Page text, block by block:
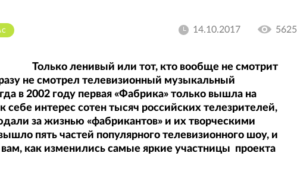
14.10.2017 5625
Только ленивый или тот, кто вообще не смотрит
не смотрел телевизионный музыкальный
в 2002 году первая «Фабрика» только вышла на
себе интерес сотен тысяч российских телезрителей,
за жизнью «фабрикантов» и их творческими
пять частей популярного телевизионного шоу, и
как изменились самые яркие участницы проекта